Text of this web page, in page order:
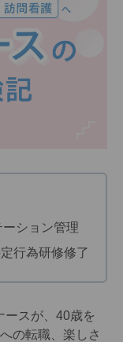
ション管理
行為研修修了
スが、40歳を
の転職、楽しさ